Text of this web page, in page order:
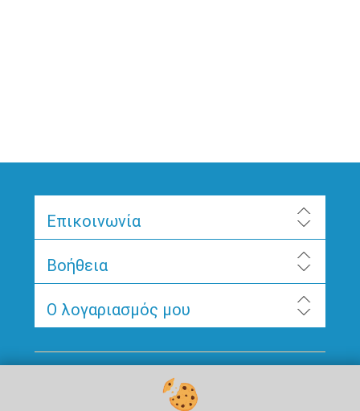
Επικοινωνία
Βοήθεια
Ο λογαριασμός μου
Ακολουθήστε μας